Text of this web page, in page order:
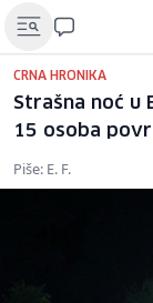
CRNA HRONIKA
Strašna noć u
15 osoba
Piše: E. F.